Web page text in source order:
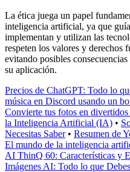
La ética juega un papel
inteligencia artificial, ya que
implementan y utilizan las
respeten los valores y derechos
evitando posibles
su aplicación.
Precios de ChatGPT: Todo lo
música en Discord usando un
Convierte tus fotos en divertidos
la Inteligencia Artificial (IA) •
Necesitas Saber• Resumen de
El mundo de la inteligencia
AI ThinQ 60: Características y
Imágenes AI: Todo lo que